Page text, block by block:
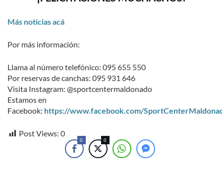
Más noticias acá
Por más información:
Llama al número telefónico: 095 655 550
Por reservas de canchas: 095 931 646
Visita Instagram: @sportcentermaldonado
Estamos en
Facebook: https://www.facebook.com/
Post Views: 0
0 0